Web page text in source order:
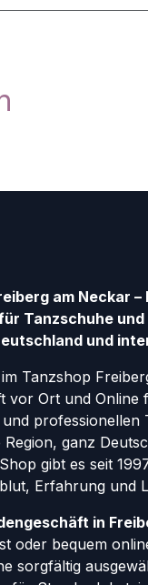
am Neckar
Tanzschuhe
und
Tanzshop
vor Ort und Online
professionellen
Region, ganz
gibt es seit
Erfahrung und
in
oder bequem
sorgfältig